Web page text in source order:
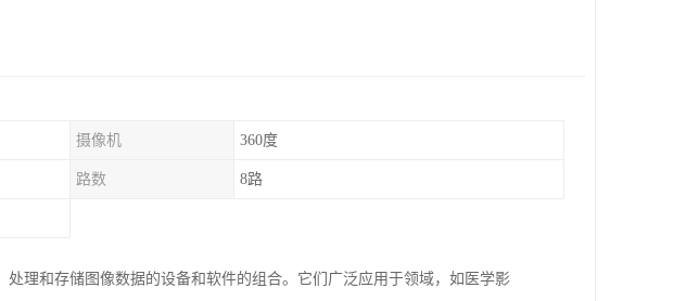
摄像机 360度
路数 8路
处理和存储图像数据的设备和软件的组合。它们广泛应用于领域，如医学影